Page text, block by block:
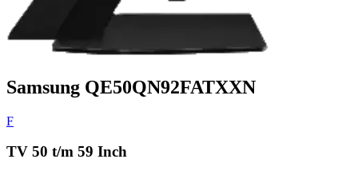
Samsung QE50QN92FATXXN
F
TV 50 t/m 59 Inch